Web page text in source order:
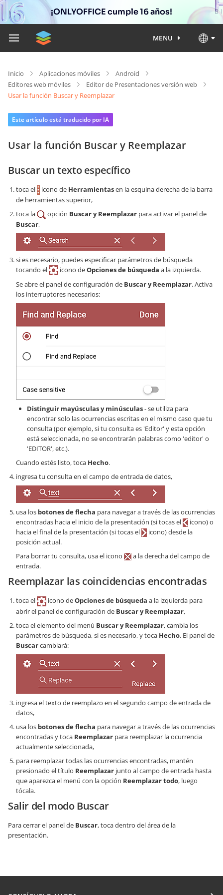
¡ONLYOFFICE cumple 16 años!
MENU
Inicio Aplicaciones móviles
Android
Editores web móviles
Editor de Presentaciones versión web
Usar la función Buscar y Reemplazar
Este artículo está traducido por IA
Usar la función Buscar y Reemplazar
Buscar un texto específico
toca el icono de Herramientasen la esquina derecha de la barra
de herramientas superior,
toca la
opción Buscar y Reemplazar para activar el panel de
Buscar,
si es necesario, puedes especificar parámetros de búsqueda
tocando el
icono deOpciones de búsqueda a la izquierda.
Se abre el panel de configuración de Buscar y Reemplazar. Activa
los interruptores necesarios:
Distinguir mayúsculas y minúsculas- se utiliza para
encontrar solo las ocurrencias escritas en el mismo caso que tu
consulta (por ejemplo, si tu consulta es 'Editor' y esta opción
está seleccionada, no se encontrarán palabras como 'editor' o
'EDITOR', etc.).
Cuando estés listo, toca Hecho.
ingresa tu consulta en el campo de entrada de datos,
usa los botones de flecha para navegar a través de las ocurrencias
encontradas hacia el inicio de la presentación (si tocas el
icono) o
hacia el final de la presentación (si tocas el
icono) desde la
posición actual.
Para borrar tu consulta, usa el icono
a la derecha del campo de
entrada.
Reemplazar las coincidencias encontradas
toca el icono deOpciones de búsqueda a la izquierda para
abrir el panel de configuración de Buscar y Reemplazar,
toca el elemento del menú Buscar y Reemplazar, cambia los
parámetros de búsqueda, si es necesario, y toca Hecho. El panel de
Buscarcambiará:
ingresa el texto de reemplazo en el segundo campo de entrada de
datos,
usa los botones de flecha para navegar a través de las ocurrencias
encontradas y toca Reemplazar para reemplazar la ocurrencia
actualmente seleccionada,
para reemplazar todas las ocurrencias encontradas, mantén
presionado el título Reemplazar junto al campo de entrada hasta
que aparezca el menú con la opción Reemplazar todo, luego
tócala.
Salir del modo Buscar
Para cerrar el panel de Buscar, toca dentro del área de la
presentación.